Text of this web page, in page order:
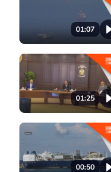
01:07
01:25
00:50